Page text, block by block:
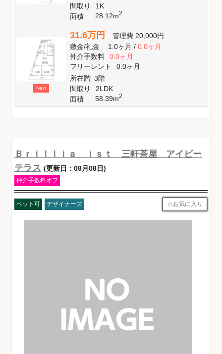
間取り
1K
面積
28.12m2
New
31.6万円 管理費 20,000円
敷金/礼金 1.0ヶ月/ 0.0ヶ月
仲介手数料
0.0ヶ月
フリーレント
0.0ヶ月
所在階 3階
間取り
2LDK
面積
58.39m2
Ｂｒｉｌｌｉａ ｉｓｔ 三軒茶屋 アイビー
テラス (更新日：08月08日)
仲介手数料オフ
ペット可 デザイナーズ お気に入り